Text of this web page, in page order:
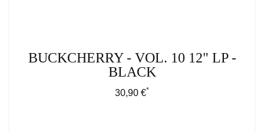
BUCKCHERRY - VOL. 10 12" LP -
BLACK
Regulärer Preis:
30,90 €*